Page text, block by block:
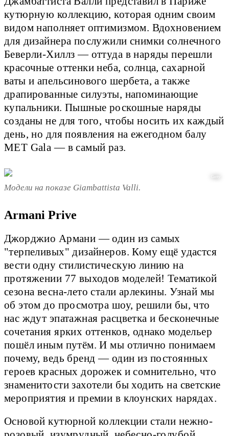
кутюрную коллекцию, которая одним своим
видом наполняет оптимизмом. Вдохновением
для дизайнера послужили снимки солнечного
Беверли-Хиллз — оттуда в наряды перешли
красочные оттенки неба, солнца, сахарной
ваты и апельсинового шербета, а также
драпированные силуэты, напоминающие
купальники. Пышные роскошные наряды
созданы не для того, чтобы носить их каждый
день, но для появления на ежегодном балу
MET Gala — в самый раз.
Модели на показе Giambattista Valli.
Armani Prive
Джорджио Армани — один из самых
"терпеливых" дизайнеров. Кому ещё удастся
вести одну стилистическую линию на
протяжении 77 выходов моделей! Тематикой
сезона весна-лето стали арлекины. Узнай мы
об этом до просмотра шоу, решили бы, что
нас ждут эпатажная расцветка и бесконечные
сочетания ярких оттенков, однако модельер
пошёл иным путём. И мы отлично понимаем
почему, ведь бренд — один из постоянных
героев красных дорожек и сомнительно, что
знаменитости захотели бы ходить на светские
мероприятия и премии в клоунских нарядах.
Основой кутюрной коллекции стали нежно-